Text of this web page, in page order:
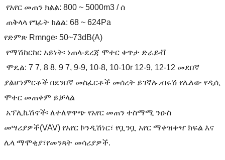
የአየር መጠን ክልል: 800 ~ 5000m3 / ሰ
ጠቅላላ የግፊት ክልል: 68 ~ 624Pa
የድምጽ Rmnge፡ 50~73dB(A)
የማሽከርከር አይነት፡ ነጠላ-ደረጃ ሞተር ቀጥታ ድራይቭ
ሞዴል: 7 7, 8 8, 9 7, 9-9, 10-8, 10-10r 12-9, 12-12 መደበኛ
ያልሆነምርቶች በደንበኛ መስፈርቶች መሰረት ይገኛሉ.ብሩሽ የሌለው የዲሲ
ሞተር መጠቀም ይቻላል
አፕሊኬሽኖች፡ ለተለዋዋጭ የአየር መጠን ተስማሚ ንዑስ
መሣሪያዎች(VAV) የአየር ኮንዲሽነር፣ የቧንቧ አየር ማቀዝቀዣ ክፍል እና
ሌላ ማሞቂያ፣የመንጻት መሳሪያዎች.